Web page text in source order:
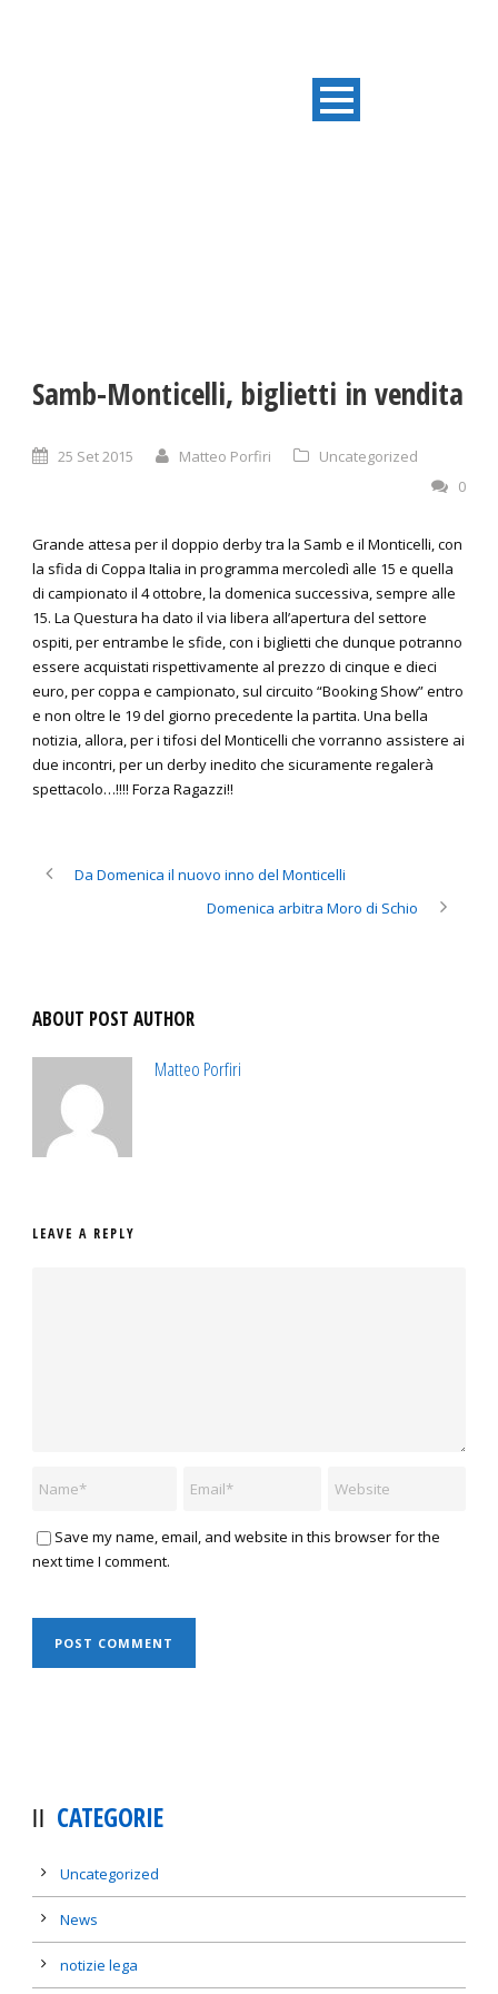
Samb-Monticelli, biglietti in vendita
25 Set 2015 Matteo Porfiri
Uncategorized
0
Grande attesa per il doppio derby tra la Samb e il Monticelli, con
la sfida di Coppa Italia in programma mercoledì alle 15 e quella
di campionato il 4 ottobre, la domenica successiva, sempre alle
15. La Questura ha dato il via libera all’apertura del settore
ospiti, per entrambe le sfide, con i biglietti che dunque potranno
essere acquistati rispettivamente al prezzo di cinque e dieci
euro, per coppa e campionato, sul circuito “Booking Show” entro
e non oltre le 19 del giorno precedente la partita. Una bella
notizia, allora, per i tifosi del Monticelli che vorranno assistere ai
due incontri, per un derby inedito che sicuramente regalerà
spettacolo…!!!! Forza Ragazzi!!
Da Domenica il nuovo inno del Monticelli
Domenica arbitra Moro di Schio
ABOUT POST AUTHOR
Matteo Porfiri
LEAVE A REPLY
Save my name, email, and website in this browser for the
next time I comment.
CATEGORIE
Uncategorized
News
notizie lega